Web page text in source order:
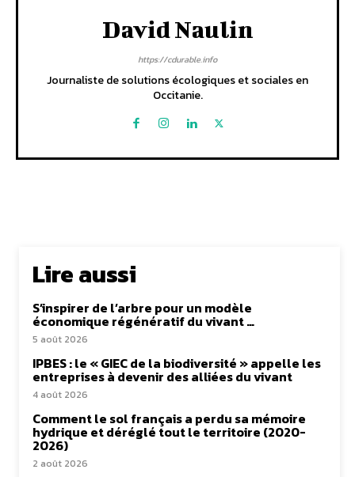
David Naulin
https://cdurable.info
Journaliste de solutions écologiques et sociales en
Occitanie.
Lire aussi
S’inspirer de l’arbre pour un modèle
économique régénératif du vivant …
5 août 2026
IPBES : le « GIEC de la biodiversité » appelle les
entreprises à devenir des alliées du vivant
4 août 2026
Comment le sol français a perdu sa mémoire
hydrique et déréglé tout le territoire (2020-
2026)
2 août 2026